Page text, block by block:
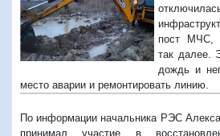
пост МЧС,
так далее.
дождь и
место аварии и ремонтировать линию.
По информации начальника РЭС
принимал участие в